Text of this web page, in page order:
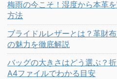
梅雨の今こそ！湿度から本革
方法
ブライドルレザーとは？革財
の魅力を徹底解説
バッグの大きさはどう選ぶ？
A4ファイルでわかる目安